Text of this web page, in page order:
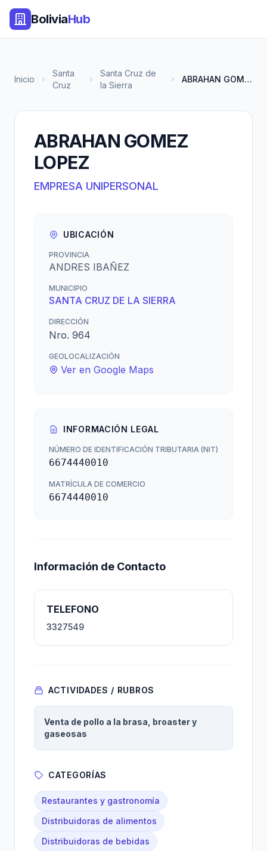
BoliviaHub
Inicio
Santa
Cruz
Santa Cruz de
la Sierra
ABRAHAN GOMEZ LOPEZ
ABRAHAN GOMEZ
LOPEZ
EMPRESA UNIPERSONAL
UBICACIÓN
PROVINCIA
ANDRES IBAÑEZ
MUNICIPIO
SANTA CRUZ DE LA SIERRA
DIRECCIÓN
Nro. 964
GEOLOCALIZACIÓN
Ver en Google Maps
INFORMACIÓN LEGAL
NÚMERO DE IDENTIFICACIÓN TRIBUTARIA (NIT)
6674440010
MATRÍCULA DE COMERCIO
6674440010
Información de Contacto
TELEFONO
3327549
ACTIVIDADES / RUBROS
Venta de pollo a la brasa, broaster y
gaseosas
CATEGORÍAS
Restaurantes y gastronomía
Distribuidoras de alimentos
Distribuidoras de bebidas